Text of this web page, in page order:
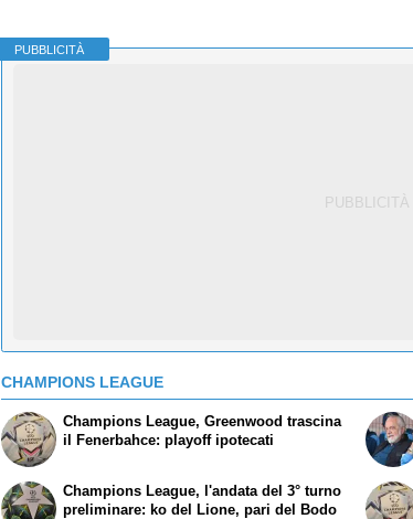
PUBBLICITÀ
CHAMPIONS LEAGUE
Champions League, Greenwood trascina
il Fenerbahce: playoff ipotecati
Champions League, l'andata del 3° turno
preliminare: ko del Lione, pari del Bodo